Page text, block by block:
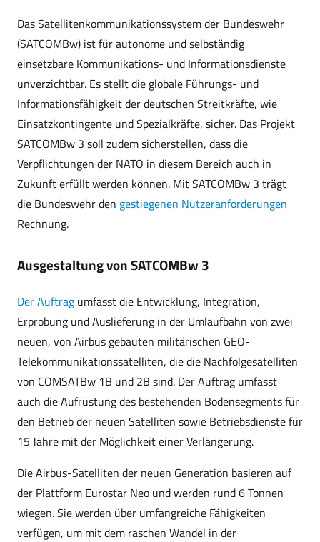
Das Satellitenkommunikationssystem der Bundeswehr
(SATCOMBw) ist für autonome und selbständig
einsetzbare Kommunikations- und Informationsdienste
unverzichtbar. Es stellt die globale Führungs- und
Informationsfähigkeit der deutschen Streitkräfte, wie
Einsatzkontingente und Spezialkräfte, sicher. Das Projekt
SATCOMBw 3 soll zudem sicherstellen, dass die
Verpflichtungen der NATO in diesem Bereich auch in
Zukunft erfüllt werden können. Mit SATCOMBw 3 trägt
die Bundeswehr den gestiegenen Nutzeranforderungen
Rechnung.
Ausgestaltung von SATCOMBw 3
Der Auftrag umfasst die Entwicklung, Integration,
Erprobung und Auslieferung in der Umlaufbahn von zwei
neuen, von Airbus gebauten militärischen GEO-
Telekommunikationssatelliten, die die Nachfolgesatelliten
von COMSATBw 1B und 2B sind. Der Auftrag umfasst
auch die Aufrüstung des bestehenden Bodensegments für
den Betrieb der neuen Satelliten sowie Betriebsdienste für
15 Jahre mit der Möglichkeit einer Verlängerung.
Die Airbus-Satelliten der neuen Generation basieren auf
der Plattform Eurostar Neo und werden rund 6 Tonnen
wiegen. Sie werden über umfangreiche Fähigkeiten
verfügen, um mit dem raschen Wandel in der